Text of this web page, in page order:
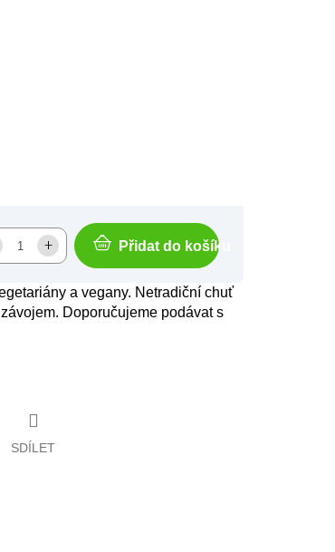
Přidat do košíku
a vegany. Netradiční chuť
Doporučujeme podávat s
SDÍLET